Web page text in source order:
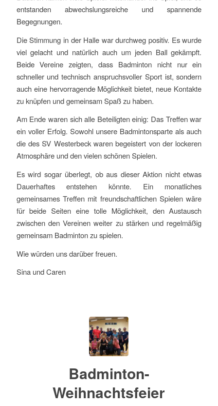
entstanden abwechslungsreiche und spannende
Begegnungen.
Die Stimmung in der Halle war durchweg positiv. Es wurde
viel gelacht und natürlich auch um jeden Ball gekämpft.
Beide Vereine zeigten, dass Badminton nicht nur ein
schneller und technisch anspruchsvoller Sport ist, sondern
auch eine hervorragende Möglichkeit bietet, neue Kontakte
zu knüpfen und gemeinsam Spaß zu haben.
Am Ende waren sich alle Beteiligten einig: Das Treffen war
ein voller Erfolg. Sowohl unsere Badmintonsparte als auch
die des SV Westerbeck waren begeistert von der lockeren
Atmosphäre und den vielen schönen Spielen.
Es wird sogar überlegt, ob aus dieser Aktion nicht etwas
Dauerhaftes entstehen könnte. Ein monatliches
gemeinsames Treffen mit freundschaftlichen Spielen wäre
für beide Seiten eine tolle Möglichkeit, den Austausch
zwischen den Vereinen weiter zu stärken und regelmäßig
gemeinsam Badminton zu spielen.
Wie würden uns darüber freuen.
Sina und Caren
Badminton-
Weihnachtsfeier